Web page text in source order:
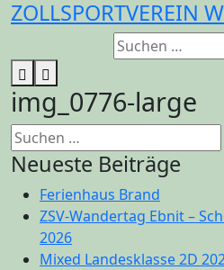
Zum
ZOLLSPORTVEREIN
Suchen
nach:
img_0776-large
Suchen
nach:
Neueste Beiträge
Ferienhaus Brand
ZSV-Wandertag Ebnit –
2026
Mixed Landesklasse 2D